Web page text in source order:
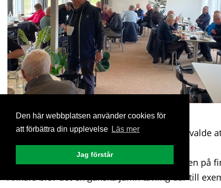
Den här webbplatsen använder cookies för
att förbättra din upplevelse Läs mer
Jag förstår
28 stycken!!!
Nästan var tredje medlem i Gamla Grabbar
GK.
Relativ överlägsen vinnare blev Sten Sörensen
Annars blev det en ganska jämn tävling där till